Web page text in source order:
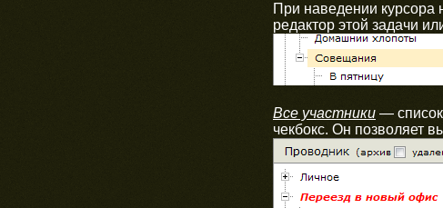
При наведении курсора
редактор этой задачи
Все участники — список
чекбокс. Он позволяет